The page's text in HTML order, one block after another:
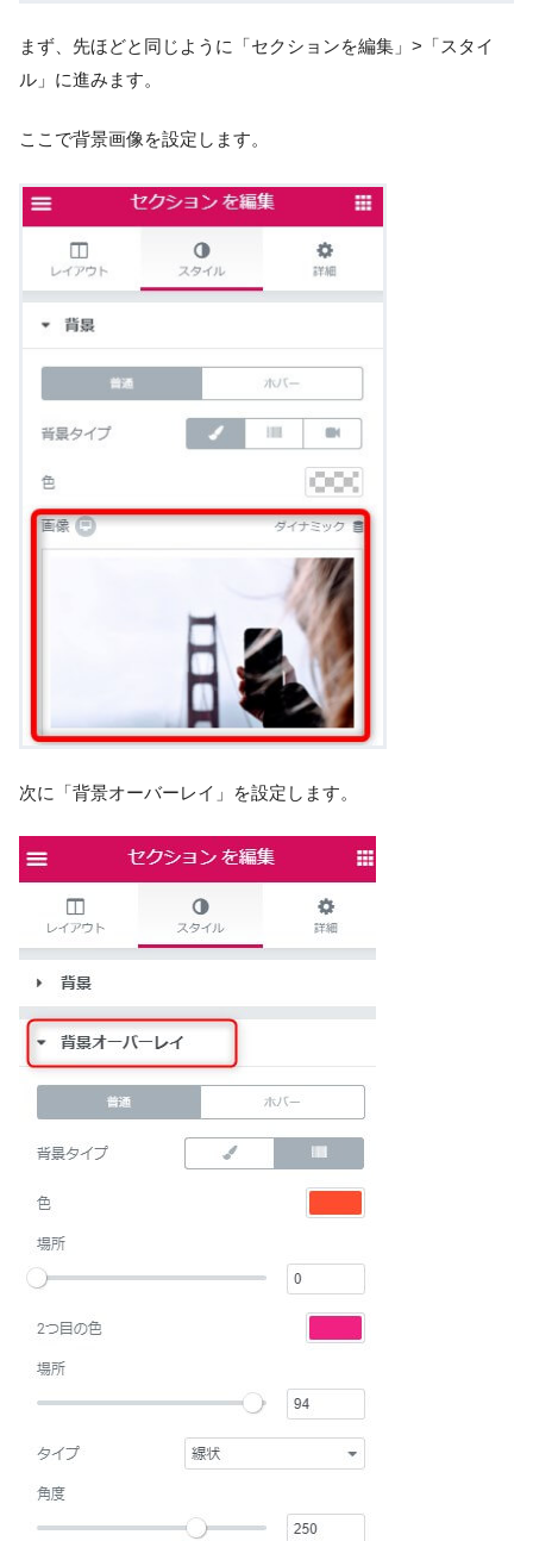
まず、先ほどと同じように「セクションを編集」>「スタイ
ル」に進みます。
ここで背景画像を設定します。
次に「背景オーバーレイ」を設定します。